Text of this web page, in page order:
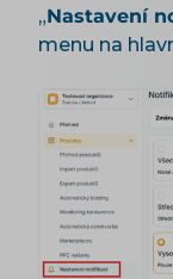
„Nastavení
menu na